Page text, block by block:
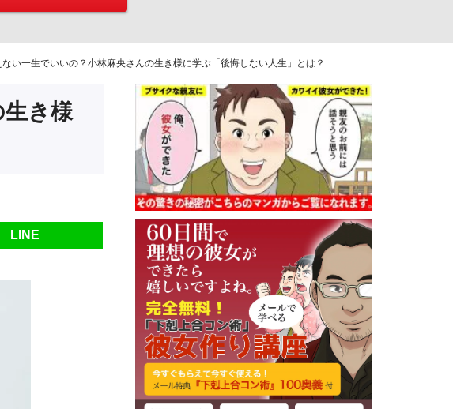
い一生でいいの？小林麻央さんの生き様に学ぶ「後悔しない人生」とは？
き様
LINE